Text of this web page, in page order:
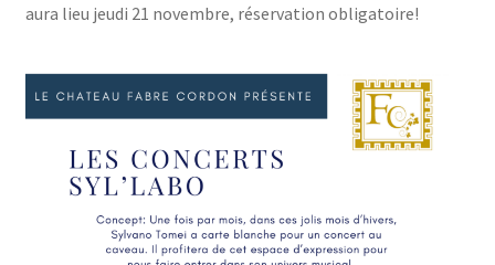
aura lieu jeudi 21 novembre, réservation obligatoire!